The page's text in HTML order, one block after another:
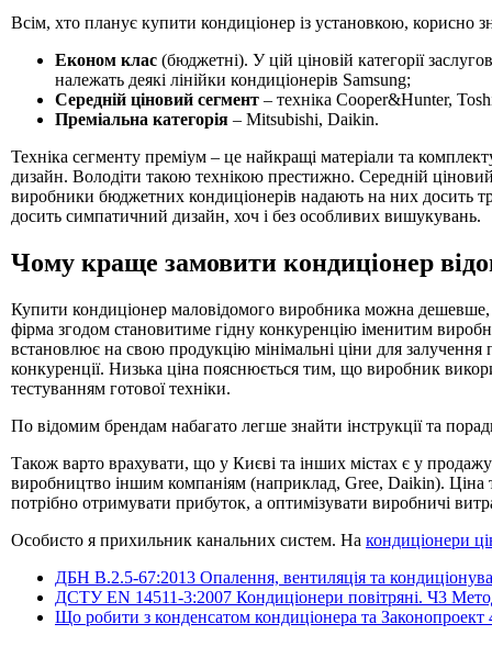
Всім, хто планує купити кондиціонер із установкою, корисно
Економ клас (бюджетні). У цій ціновій категорії
належать деякі лінійки кондиціонерів Samsung;
Середній ціновий сегмент – техніка Cooper&Hunter,
Преміальна категорія – Mitsubishi, Daikin.
Техніка сегменту преміум – це найкращі матеріали та
дизайн. Володіти такою технікою престижно. Середній
виробники бюджетних кондиціонерів надають на них досить
досить симпатичний дизайн, хоч і без особливих вишукувань.
Чому краще замовити кондиціонер
Купити кондиціонер маловідомого виробника можна
фірма згодом становитиме гідну конкуренцію іменитим
встановлює на свою продукцію мінімальні ціни для
конкуренції. Низька ціна пояснюється тим, що виробник
тестуванням готової техніки.
По відомим брендам набагато легше знайти інструкції та
Також варто врахувати, що у Києві та інших містах є у
виробництво іншим компаніям (наприклад, Gree, Daikin). Ціна
потрібно отримувати прибуток, а оптимізувати виробничі
Особисто я прихильник канальних систем. На кондиціонери
ДБН В.2.5-67:2013 Опалення, вентиляція та
ДСТУ EN 14511-3:2007 Кондиціонери повітряні. Ч3
Що робити з конденсатом кондиціонера та Законопроект